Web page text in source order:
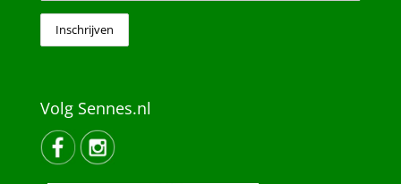
Volg Sennes.nl